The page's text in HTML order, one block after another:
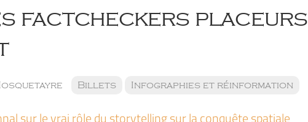
factcheckers placeurs
Billets Infographies et réinformation
sur le vrai rôle du storytelling sur la conquête spatiale